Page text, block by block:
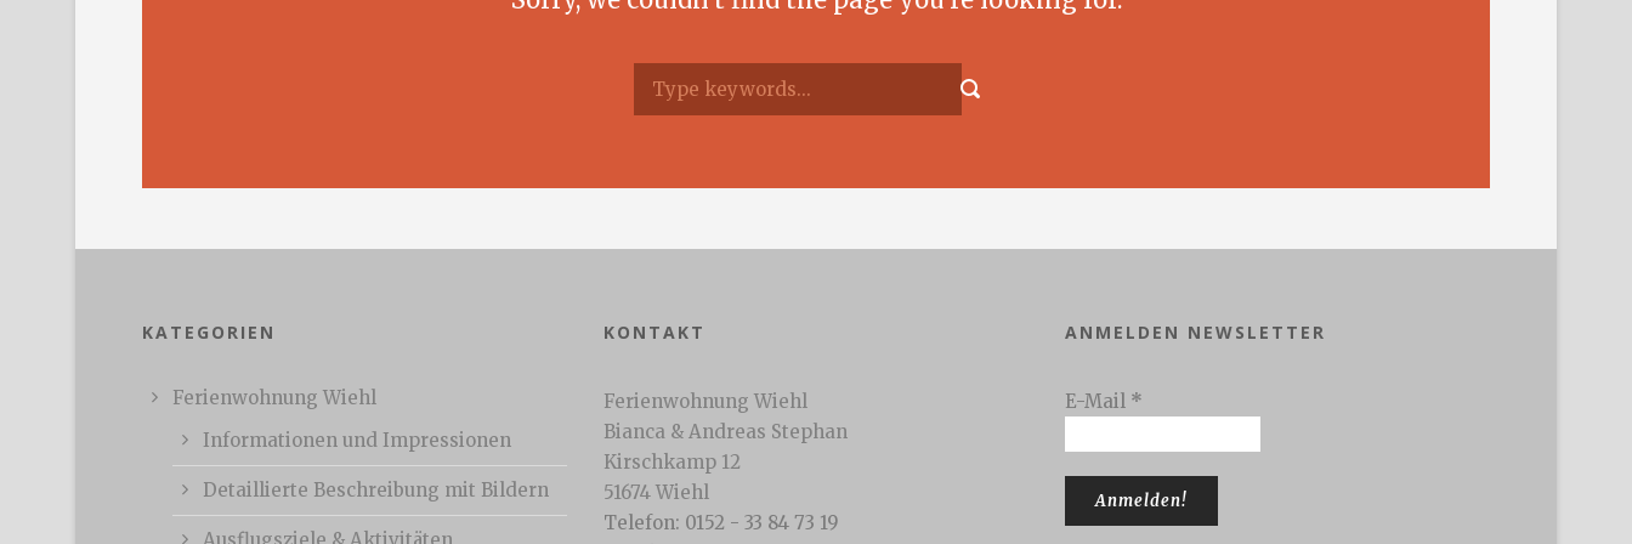
KATEGORIEN
Ferienwohnung Wiehl
Informationen und Impressionen
Detaillierte Beschreibung mit Bildern
KONTAKT
Ferienwohnung Wiehl
Bianca & Andreas Stephan
Kirschkamp 12
51674 Wiehl
Telefon: 0152 - 33 84 73 19
ANMELDEN NEWSLETTER
E-Mail *